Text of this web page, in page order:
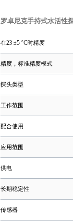
罗卓尼克手持式水活性
在23 ±5 °C时精度
精度，标准精度模式
探头类型
工作范围
配合使用
应用范围
供电
长期稳定性
传感器